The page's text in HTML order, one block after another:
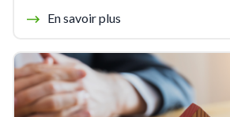
En savoir plus